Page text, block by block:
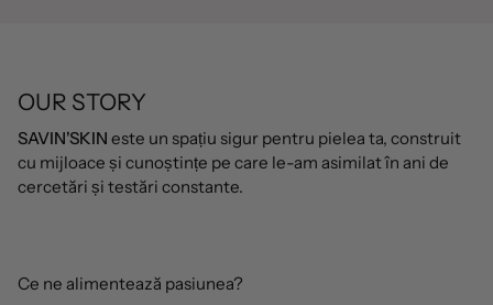
OUR STORY
SAVIN'SKIN este un spațiu sigur pentru pielea ta, construit
cu mijloace și cunoștințe pe care le-am asimilat în ani de
cercetări și testări constante.
Ce ne alimentează pasiunea?